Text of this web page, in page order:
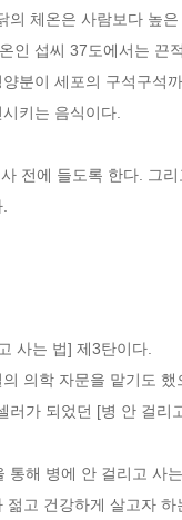
의 체온은 사람보다 높
인 섭씨 37도에서는
분이 세포의 구석구
키는 음식이다.
전에 들도록 한다. 그
사는 법] 제3탄이다.
의학 자문을 맡기도
러가 되었던 [병 안 걸
해 병에 안 걸리고 사
고 건강하게 살고자